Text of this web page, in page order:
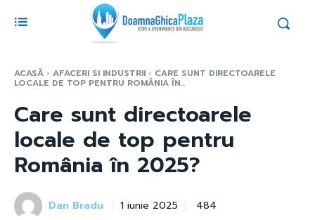
ACASĂ AFACERI SI INDUSTRII CARE SUNT DIRECTOARELE
LOCALE DE TOP PENTRU ROMÂNIA ÎN...
Care sunt directoarele
locale de top pentru
România în 2025?
Dan Bradu 1 iunie 2025 484